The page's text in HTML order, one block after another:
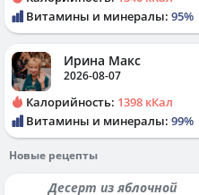
Витамины и минералы: 95%
Ирина Макс
2026-08-07
Калорийность: 1398 кКал
Витамины и минералы: 99%
Новые рецепты
Десерт из яблочной